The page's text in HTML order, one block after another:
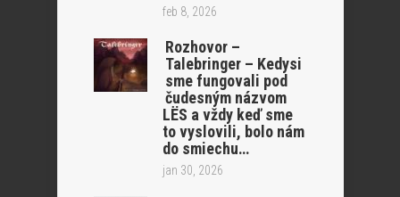
feb 8, 2026
Rozhovor –
Talebringer – Kedysi
sme fungovali pod
čudesným názvom
LËS a vždy keď sme
to vyslovili, bolo nám
do smiechu…
jan 30, 2026